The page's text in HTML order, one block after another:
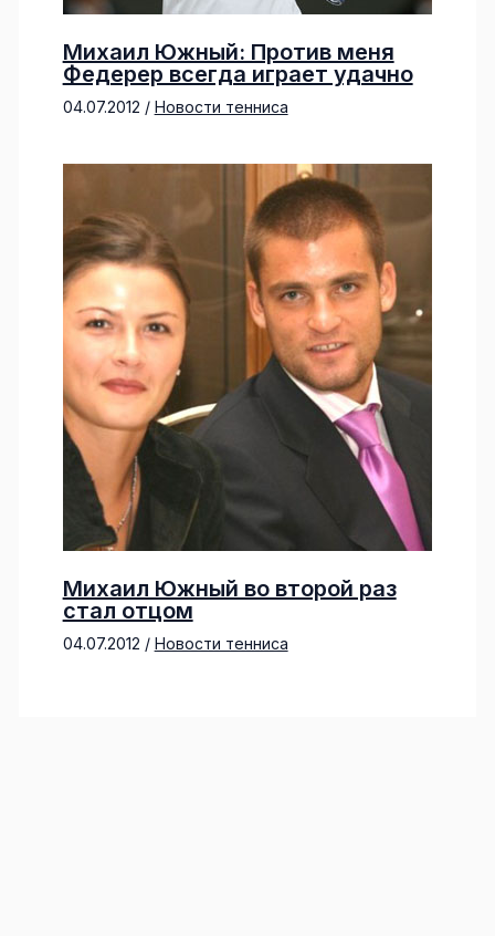
Михаил Южный: Против меня
Федерер всегда играет удачно
04.07.2012 / Новости тенниса
Михаил Южный во второй раз
стал отцом
04.07.2012 / Новости тенниса